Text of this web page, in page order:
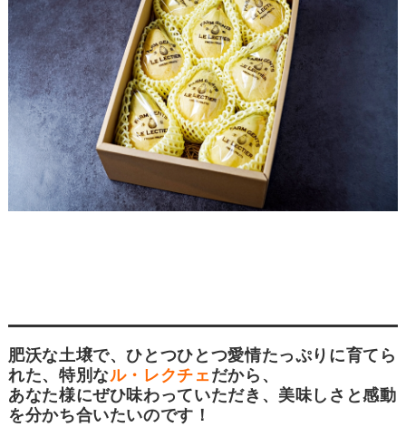
肥沃な土壌で、ひとつひとつ愛情たっぷりに育てら
れた、特別なル・レクチェだから、
あなた様にぜひ味わっていただき、美味しさと感動
を分かち合いたいのです！